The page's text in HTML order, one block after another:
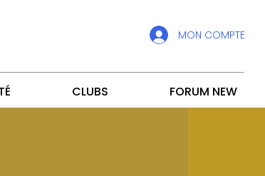
MON COMPTE
CLUBS FORUM NEW